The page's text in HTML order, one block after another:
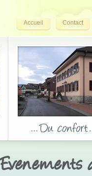
Accueil Contact
Evenements